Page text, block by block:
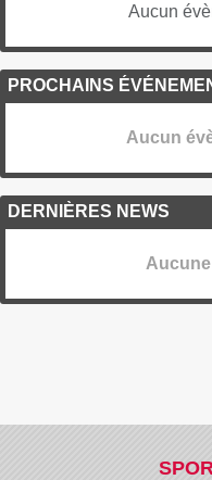
Aucun
PROCHAINS
Aucun
DERNIÈRES NEWS